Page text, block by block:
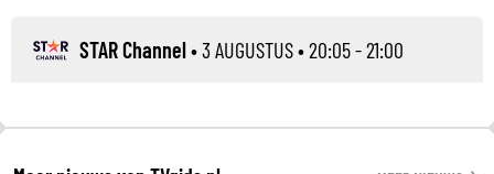
STAR Channel•3 AUGUSTUS• 20:05 - 21:00